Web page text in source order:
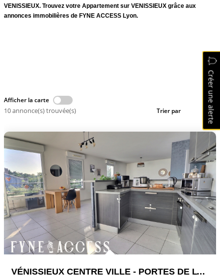
OFF MARKET
Budget max
VENISSIEUX. Trouvez votre Appartement sur VENISSIEUX grâce aux
annonces immobilières de FYNE ACCESS Lyon.
Créer une alerte
Afficher la carte
10 annonce(s) trouvée(s) Trier par
VÉNISSIEUX CENTRE VILLE - PORTES DE LYON - RÉSIDENCE...